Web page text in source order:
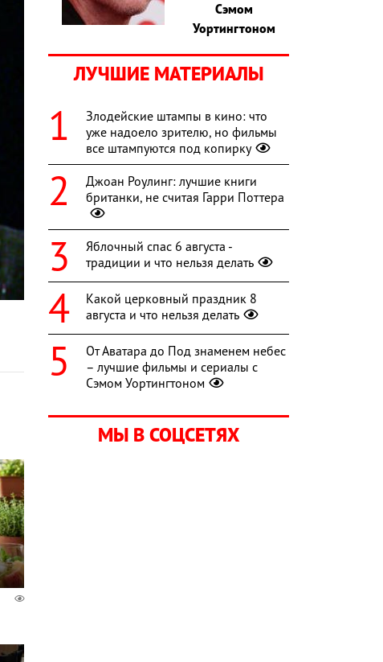
Сэмом
Уортингтоном
ЛУЧШИЕ МАТЕРИАЛЫ
Злодейские штампы в кино: что
уже надоело зрителю, но фильмы
все штампуются под копирку
Джоан Роулинг: лучшие книги
британки, не считая Гарри Поттера
Яблочный спас 6 августа -
традиции и что нельзя делать
Какой церковный праздник 8
августа и что нельзя делать
От Аватара до Под знаменем небес
– лучшие фильмы и сериалы с
Сэмом Уортингтоном
МЫ В СОЦСЕТЯХ